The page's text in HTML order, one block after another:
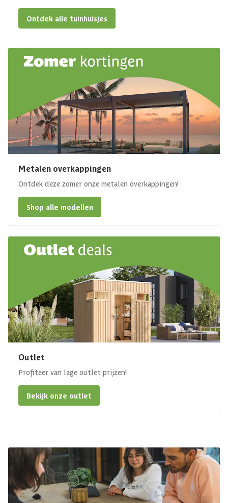
Ontdek alle tuinhuisjes
Metalen overkappingen
Ontdek deze zomer onze metalen overkappingen!
Shop alle modellen
Outlet
Profiteer van lage outlet prijzen!
Bekijk onze outlet